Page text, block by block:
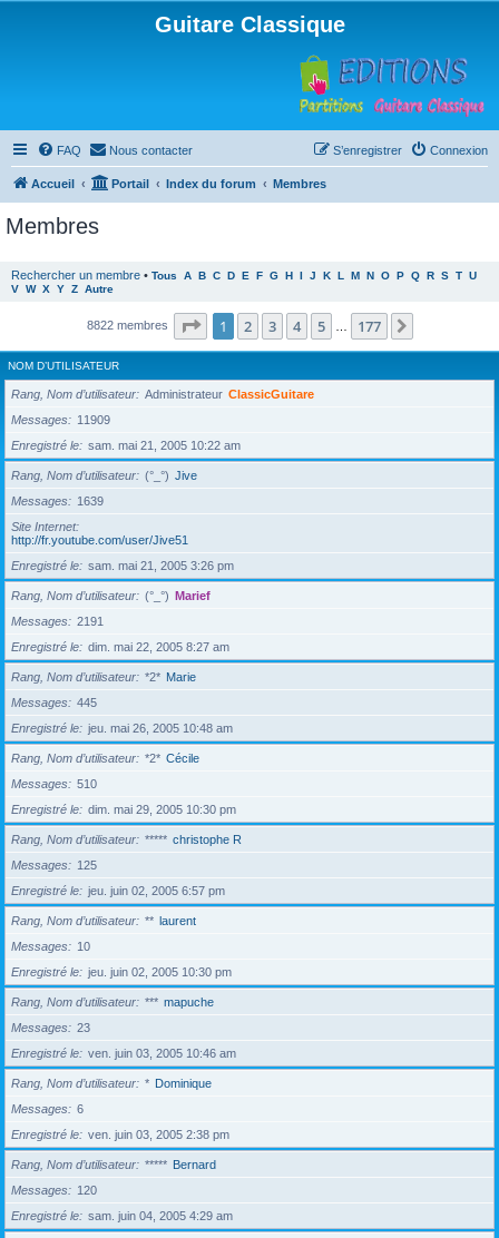
Guitare Classique
FAQ Nous contacter Connexion
S’enregistrer
Accueil Portail Index du forum Membres
Membres
Rechercher un membre • Tous A B C D E F G H I J K L M N O P Q R S T U
V W X Y Z Autre
8822 membres Page 1sur177
1 2 3 4 5 177
NOM D’UTILISATEUR
Rang, Nom d’utilisateur Administrateur ClassicGuitare
Messages
11909
Enregistré le
sam. mai 21, 2005 10:22 am
Rang, Nom d’utilisateur (°_°) Jive
Messages
1639
Site Internet
http://fr.youtube.com/user/Jive51
Enregistré le
sam. mai 21, 2005 3:26 pm
Rang, Nom d’utilisateur (°_°) Marief
Messages
2191
Enregistré le
dim. mai 22, 2005 8:27 am
Rang, Nom d’utilisateur *2* Marie
Messages
445
Enregistré le
jeu. mai 26, 2005 10:48 am
Rang, Nom d’utilisateur *2* Cécile
Messages
510
Enregistré le
dim. mai 29, 2005 10:30 pm
Rang, Nom d’utilisateur ***** christophe R
Messages
125
Enregistré le
jeu. juin 02, 2005 6:57 pm
Rang, Nom d’utilisateur ** laurent
Messages
10
Enregistré le
jeu. juin 02, 2005 10:30 pm
Rang, Nom d’utilisateur *** mapuche
Messages
23
Enregistré le
ven. juin 03, 2005 10:46 am
Rang, Nom d’utilisateur * Dominique
Messages
6
Enregistré le
ven. juin 03, 2005 2:38 pm
Rang, Nom d’utilisateur ***** Bernard
Messages
120
Enregistré le
sam. juin 04, 2005 4:29 am